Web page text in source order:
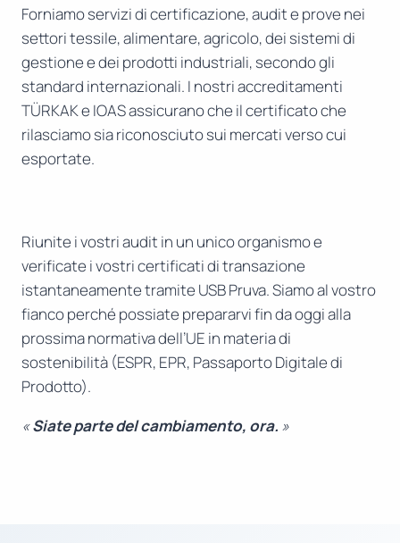
Forniamo servizi di certificazione, audit e prove nei
settori tessile, alimentare, agricolo, dei sistemi di
gestione e dei prodotti industriali, secondo gli
standard internazionali. I nostri accreditamenti
TÜRKAK e IOAS assicurano che il certificato che
rilasciamo sia riconosciuto sui mercati verso cui
esportate.
Riunite i vostri audit in un unico organismo e
verificate i vostri certificati di transazione
istantaneamente tramite USB Pruva. Siamo al vostro
fianco perché possiate prepararvi fin da oggi alla
prossima normativa dell’UE in materia di
sostenibilità (ESPR, EPR, Passaporto Digitale di
Prodotto).
«Siate parte del cambiamento, ora. »